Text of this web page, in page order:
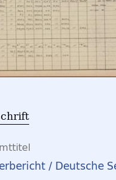
/ Deutsche